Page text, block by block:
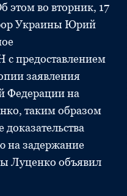
этом во вторник, 17
Украины Юрий
с предоставлением
заявления
Федерации на
таким образом
на задержание
Луценко объявил